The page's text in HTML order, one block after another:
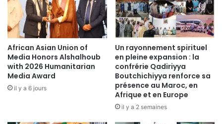
African Asian Union of
Media Honors Alshalhoub
with 2026 Humanitarian
Media Award
il y a 6 jours
Un rayonnement spirituel
en pleine expansion : la
confrérie Qadiriyya
Boutchichiyya renforce sa
présence au Maroc, en
Afrique et en Europe
il y a 2 semaines